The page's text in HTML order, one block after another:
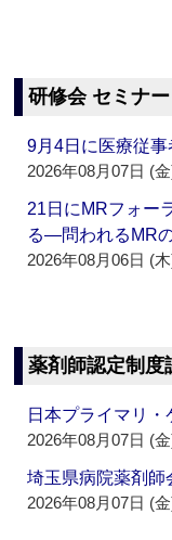
研修会 セミナ
9月4日に医療従
2026年08月07日 (
21日にMRフォー
る―問われるMR
2026年08月06日 (
薬剤師認定制度
日本プライマリ
2026年08月07日 (
埼玉県病院薬剤
2026年08月07日 (